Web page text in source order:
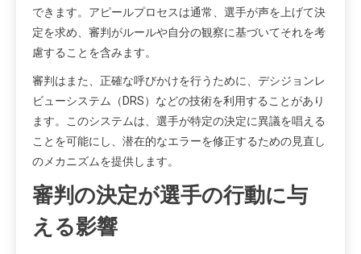
できます。アピールプロセスは通常、選手が声を上げて決
定を求め、審判がルールや自分の観察に基づいてそれを考
慮することを含みます。
審判はまた、正確な呼びかけを行うために、デシジョンレ
ビューシステム（DRS）などの技術を利用することがあり
ます。このシステムは、選手が特定の決定に異議を唱える
ことを可能にし、潜在的なエラーを修正するための見直し
のメカニズムを提供します。
審判の決定が選手の行動に与
える影響